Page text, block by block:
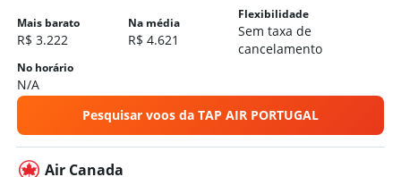
Mais barato
R$ 3.222
Na média
R$ 4.621
Flexibilidade
Sem taxa de
cancelamento
No horário
N/A
Pesquisar voos da TAP AIR PORTUGAL
Air Canada